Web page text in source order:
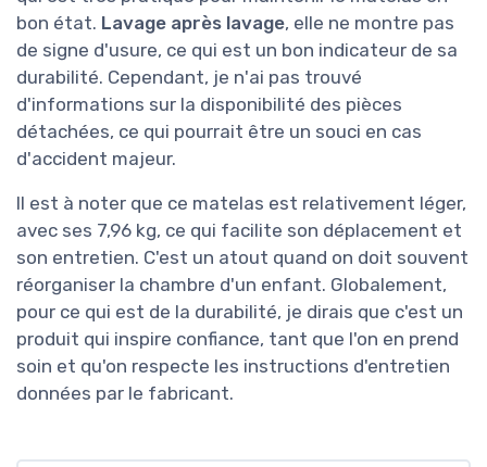
bon état. Lavage après lavage, elle ne montre pas
de signe d'usure, ce qui est un bon indicateur de sa
durabilité. Cependant, je n'ai pas trouvé
d'informations sur la disponibilité des pièces
détachées, ce qui pourrait être un souci en cas
d'accident majeur.
Il est à noter que ce matelas est relativement léger,
avec ses 7,96 kg, ce qui facilite son déplacement et
son entretien. C'est un atout quand on doit souvent
réorganiser la chambre d'un enfant. Globalement,
pour ce qui est de la durabilité, je dirais que c'est un
produit qui inspire confiance, tant que l'on en prend
soin et qu'on respecte les instructions d'entretien
données par le fabricant.